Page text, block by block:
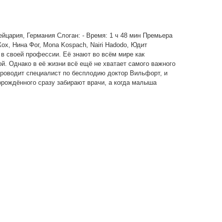
Германия Слоган: - Время: 1 ч 48 мин Премьера
Нина Фог, Mona Kospach, Nairi Hadodo, Юдит
своей профессии. Её знают во всём мире как
Однако в её жизни всё ещё не хватает самого важного
специалист по бесплодию доктор Вильфорт, и
сразу забирают врачи, а когда малыша